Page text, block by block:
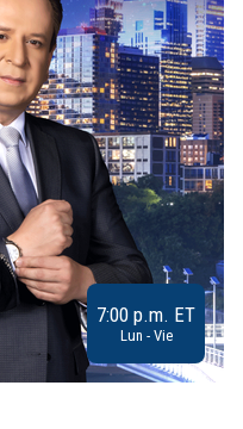
7:00 p.m. ET
Lun - Vie